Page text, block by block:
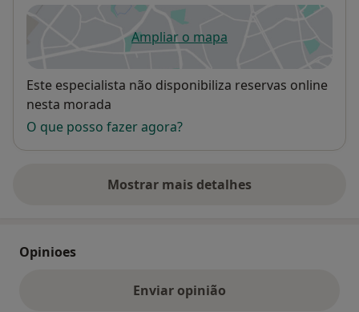
Ampliar o mapaabre num novo separador
Disponibilidade
Este especialista não disponibiliza reservas online
nesta morada
O que posso fazer agora?
Mostrar mais detalhes
sobre o endereço
Opinioes
Enviar opinião